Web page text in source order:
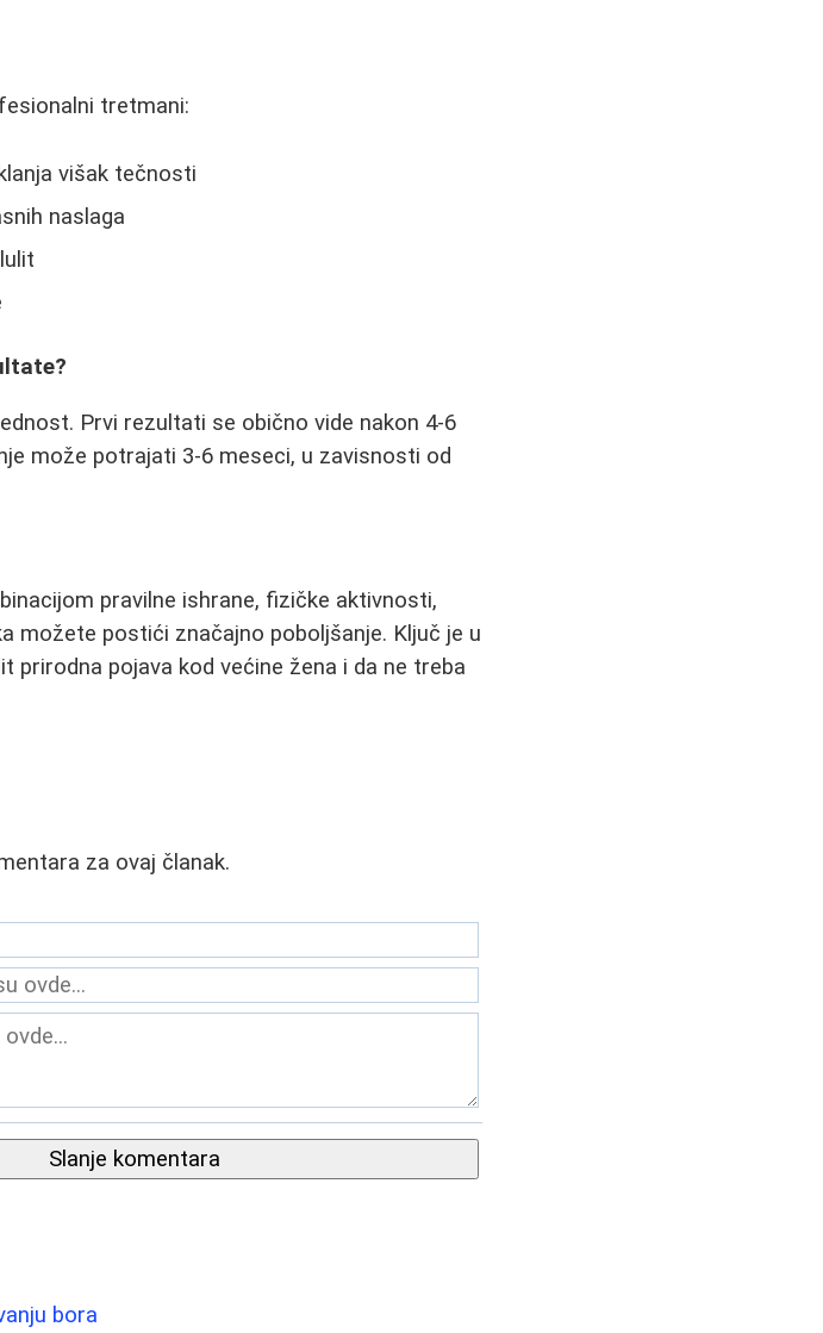
tretmani:
višak tečnosti
naslaga
Prvi rezultati se obično vide nakon 4-6
može potrajati 3-6 meseci, u zavisnosti od
pravilne ishrane, fizičke aktivnosti,
možete postići značajno poboljšanje. Ključ je u
prirodna pojava kod većine žena i da ne treba
za ovaj članak.
Slanje komentara
bora